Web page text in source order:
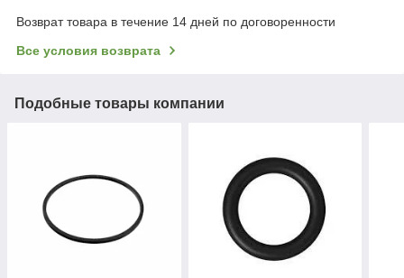
Возврат товара в течение 14 дней по договоренности
Все условия возврата
Подобные товары компании